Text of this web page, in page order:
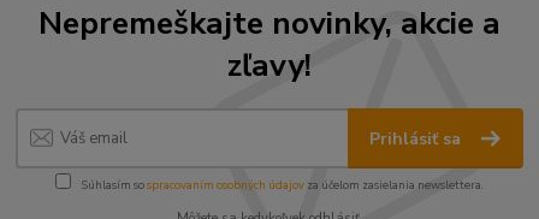
Nepremeškajte novinky, akcie a
zľavy!
Prihlásiť sa
Súhlasím sospracovaním osobných údajov za účelom zasielania newslettera.